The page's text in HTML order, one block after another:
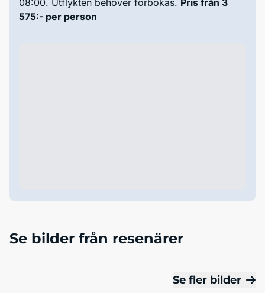
08:00. Utflykten behöver förbokas. Pris från 3
575:- per person
Se bilder från resenärer
Se fler bilder